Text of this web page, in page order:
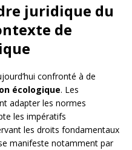
juridique du
de
confronté à de
écologique. Les
adapter les normes
les impératifs
les droits fondamentaux
manifeste notamment par